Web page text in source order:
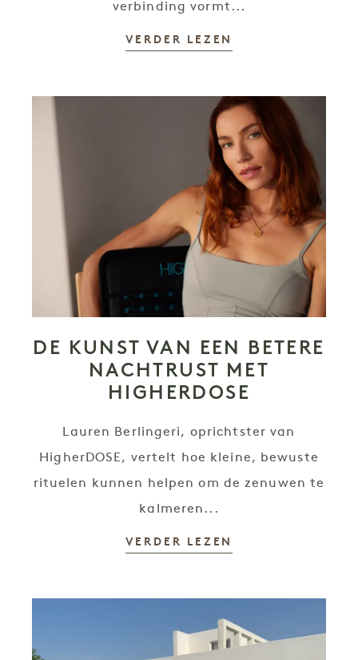
verbinding vormt...
VERDER LEZEN
DE KUNST VAN EEN BETERE
NACHTRUST MET
HIGHERDOSE
Lauren Berlingeri, oprichtster van
HigherDOSE, vertelt hoe kleine, bewuste
rituelen kunnen helpen om de zenuwen te
kalmeren...
VERDER LEZEN